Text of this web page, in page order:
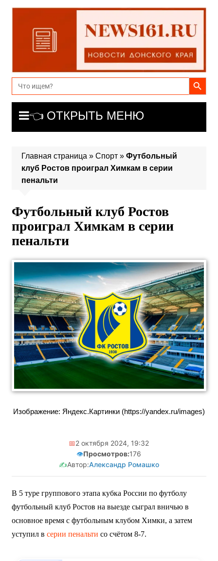
Перейти
содержимому
Search
for:
Search Button
👈 ОТКРЫТЬ МЕНЮ
Главная страница » Спорт» Футбольный
клуб Ростов проиграл Химкам в серии
пенальти
Футбольный клуб Ростов
проиграл Химкам в серии
пенальти
Изображение: Яндекс.Картинки (https://yandex.ru/images)
📅2 октября 2024, 19:32
👁️Просмотров:176
✍️Автор:Александр Ромашко
В 5 туре группового этапа кубка России по футболу
футбольный клуб Ростов на выезде сыграл вничью в
основное время с футбольным клубом Химки, а затем
уступил в серии пенальти со счётом 8-7.